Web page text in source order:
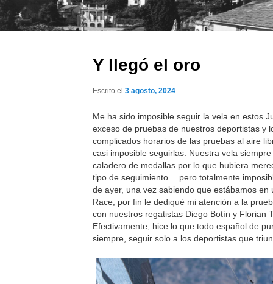
Y llegó el oro
Escrito el3 agosto, 2024
Me ha sido imposible seguir la vela en estos
exceso de pruebas de nuestros deportistas y
complicados horarios de las pruebas al aire
casi imposible seguirlas. Nuestra vela
caladero de medallas por lo que hubiera
tipo de seguimiento… pero totalmente
de ayer, una vez sabiendo que estábamos en
Race, por fin le dediqué mi atención a la
con nuestros regatistas Diego Botín y Florian
Efectivamente, hice lo que todo español de
siempre, seguir solo a los deportistas que